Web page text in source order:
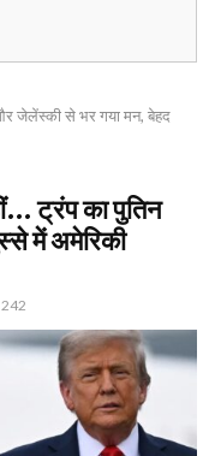
जेलेंस्की से भर गया मन, बेहद
ट्रंप का पुतिन
में अमेरिकी
242